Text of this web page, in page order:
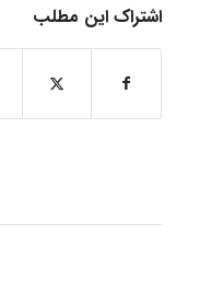
اشتراک این مطلب